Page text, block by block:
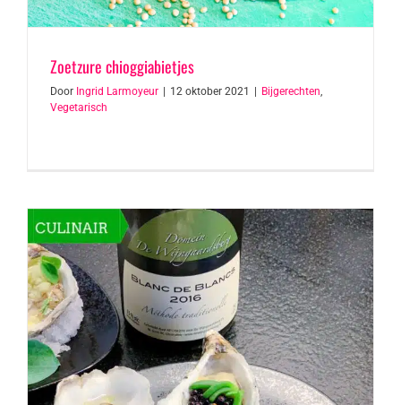
Zoetzure chioggiabietjes
Door Ingrid Larmoyeur 12 oktober 2021 Bijgerechten,
Vegetarisch